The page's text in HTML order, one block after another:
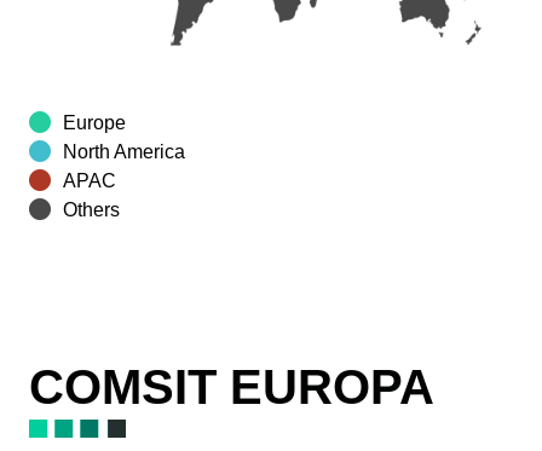
Europe
North America
APAC
Others
COMSIT EUROPA